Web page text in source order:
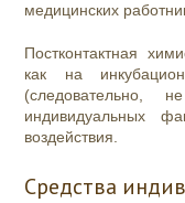
медицинских
Постконтактная
как на
индивидуальных
воздействия.
Средства